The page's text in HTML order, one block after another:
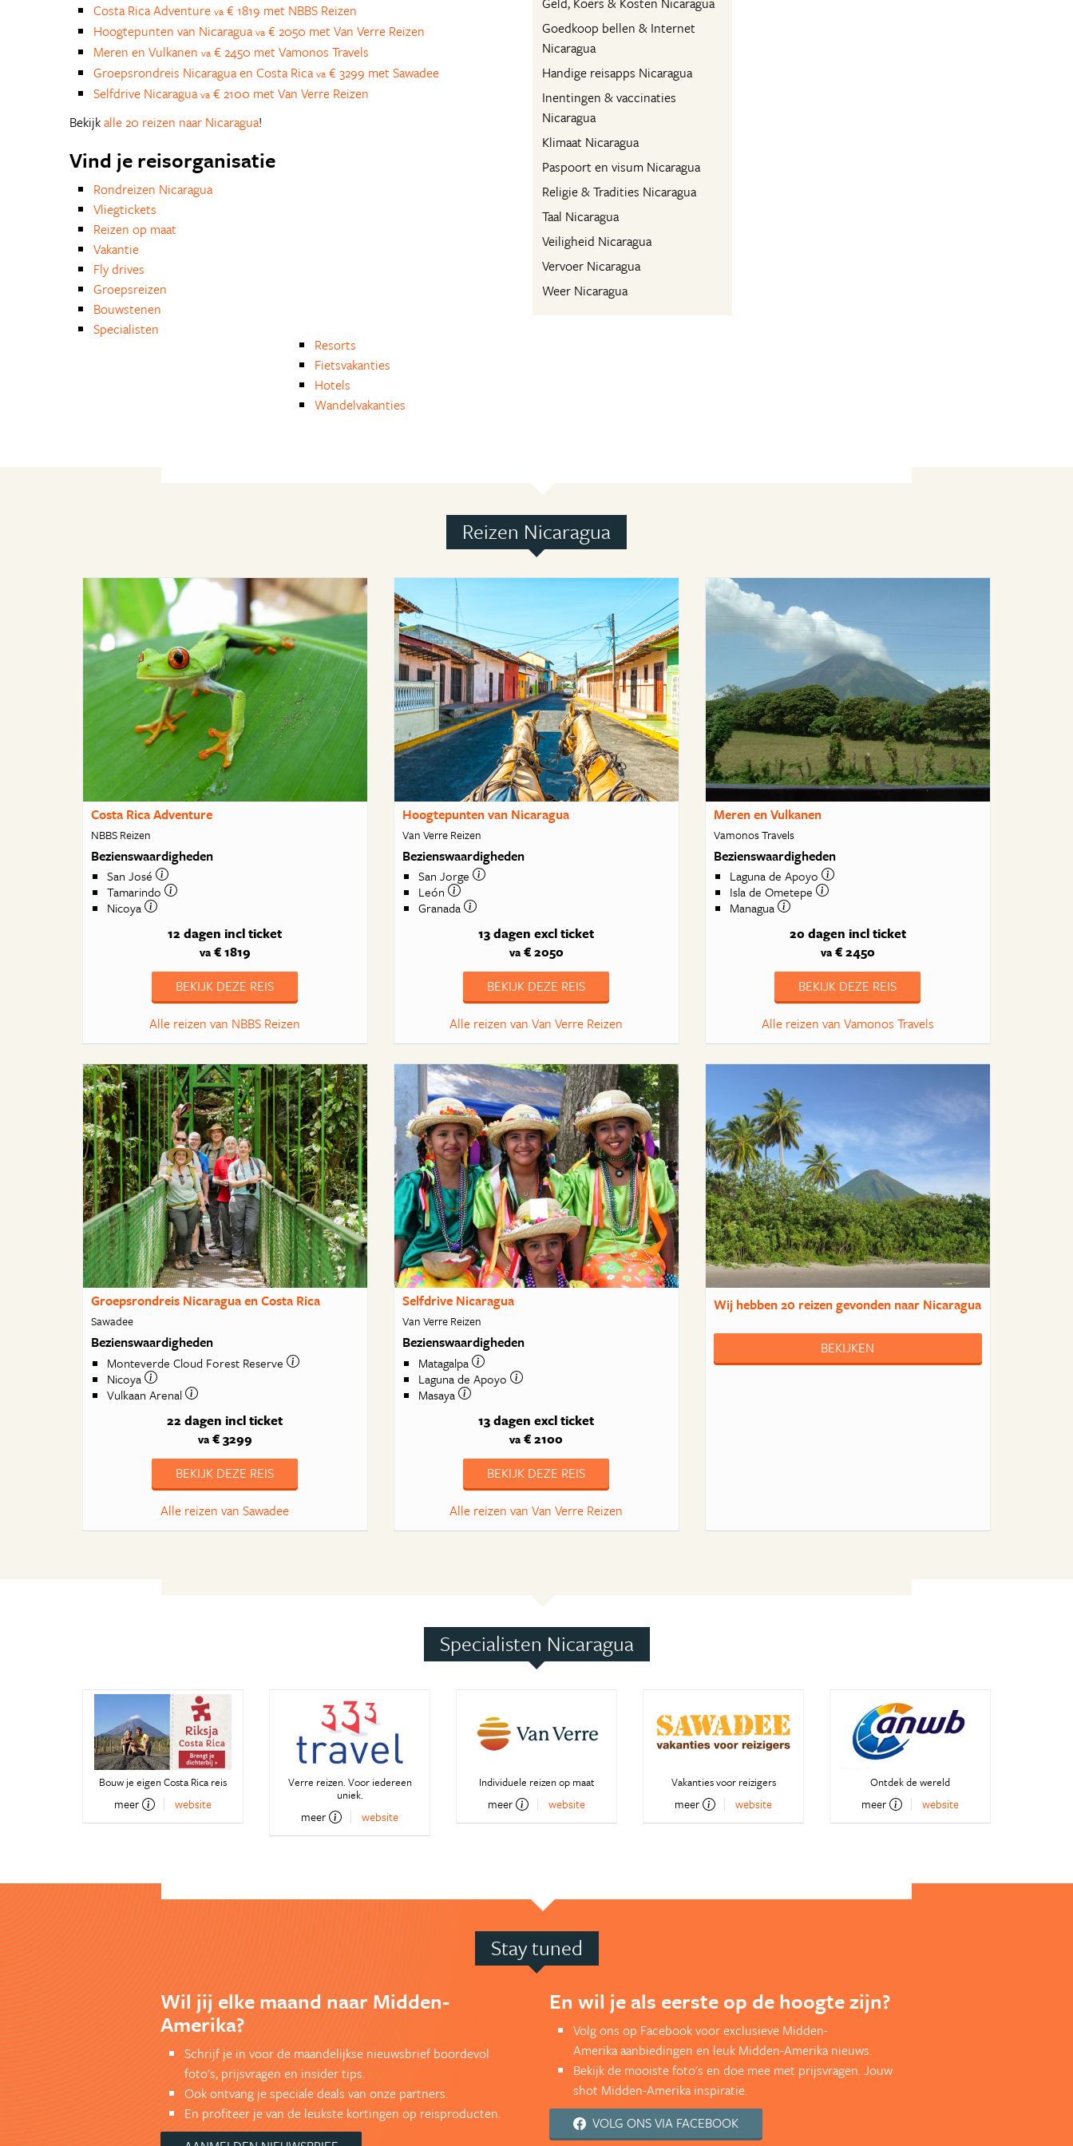
Goedkoop bellen & Internet
Nicaragua
Handige reisapps Nicaragua
Inentingen & vaccinaties
Nicaragua
Klimaat Nicaragua
Paspoort en visum Nicaragua
Religie & Tradities Nicaragua
Taal Nicaragua
Veiligheid Nicaragua
Vervoer Nicaragua
Weer Nicaragua
Costa Rica Adventure va € 1819 met NBBS Reizen
Hoogtepunten van Nicaragua va € 2050 met Van Verre Reizen
Meren en Vulkanen va € 2450 met Vamonos Travels
Groepsrondreis Nicaragua en Costa Rica va € 3299 met Sawadee
Selfdrive Nicaragua va € 2100 met Van Verre Reizen
Bekijkalle 20 reizen naar Nicaragua!
Vind je reisorganisatie
Rondreizen Nicaragua
Vliegtickets
Reizen op maat
Vakantie
Fly drives
Groepsreizen
Bouwstenen
Specialisten
Resorts
Fietsvakanties
Hotels
Wandelvakanties
Reizen Nicaragua
Costa Rica Adventure
NBBS Reizen
Bezienswaardigheden
San José
Tamarindo
Nicoya
12 dagen incl ticket
va€ 1819
BEKIJK DEZE REIS
Alle reizen van NBBS Reizen
Hoogtepunten van Nicaragua
Van Verre Reizen
Bezienswaardigheden
San Jorge
León
Granada
13 dagen excl ticket
va€ 2050
BEKIJK DEZE REIS
Alle reizen van Van Verre Reizen
Meren en Vulkanen
Vamonos Travels
Bezienswaardigheden
Laguna de Apoyo
Isla de Ometepe
Managua
20 dagen incl ticket
va€ 2450
BEKIJK DEZE REIS
Alle reizen van Vamonos Travels
Groepsrondreis Nicaragua en Costa Rica
Sawadee
Bezienswaardigheden
Monteverde Cloud Forest Reserve
Nicoya
Vulkaan Arenal
22 dagen incl ticket
va€ 3299
BEKIJK DEZE REIS
Alle reizen van Sawadee
Selfdrive Nicaragua
Van Verre Reizen
Bezienswaardigheden
Matagalpa
Laguna de Apoyo
Masaya
13 dagen excl ticket
va € 2100
BEKIJK DEZE REIS
Alle reizen van Van Verre Reizen
Wij hebben20 reizengevonden naar Nicaragua
BEKIJKEN
Specialisten Nicaragua
Bouw je eigen Costa Rica reis
meer website
Verre reizen. Voor iedereen
uniek.
meer website
Individuele reizen op maat
meer website
Vakanties voor reizigers
meer website
Ontdek de wereld
meer website
Stay tuned
Wil jij elke maand naar Midden-
Amerika?
Schrijf je in voor de maandelijkse nieuwsbrief boordevol
foto's, prijsvragen en insider tips.
Ook ontvang je speciale deals van onze partners.
En profiteer je van de leukste kortingen op reisproducten.
En wil je als eerste op de hoogte zijn?
Volg ons op Facebook voor exclusieve Midden-
Amerika aanbiedingen en leuk Midden-Amerika nieuws.
Bekijk de mooiste foto's en doe mee met prijsvragen. Jouw
shot Midden-Amerika inspiratie.
VOLG ONS VIA FACEBOOK